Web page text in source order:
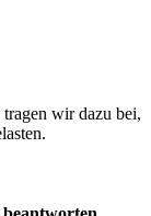
wir dazu bei,